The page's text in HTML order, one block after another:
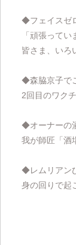
◆フェイスゼ
「頑張ってい
皆さま、いろ
◆森脇京子で
2回目のワク
◆オーナーの
我が師匠「酒
◆レムリアン
身の回りで起